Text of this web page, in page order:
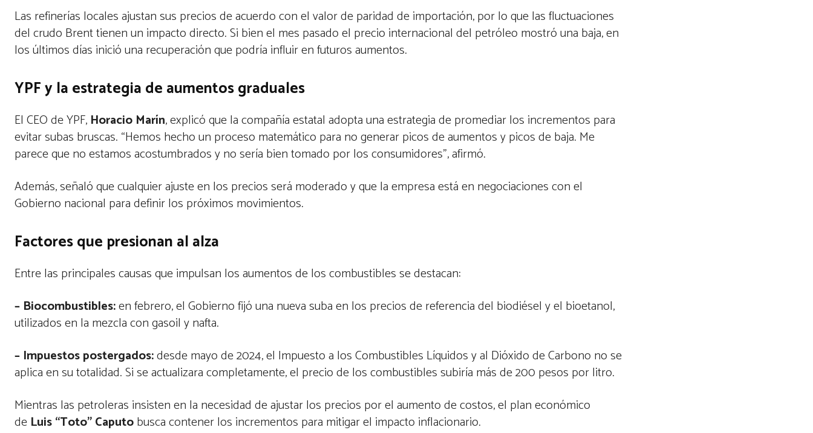
Las refinerías locales ajustan sus precios de acuerdo con el valor de paridad de importación, por lo que las fluctuaciones
del crudo Brent tienen un impacto directo. Si bien el mes pasado el precio internacional del petróleo mostró una baja, en
los últimos días inició una recuperación que podría influir en futuros aumentos.
YPF y la estrategia de aumentos graduales
El CEO de YPF, Horacio Marín, explicó que la compañía estatal adopta una estrategia de promediar los incrementos para
evitar subas bruscas. “Hemos hecho un proceso matemático para no generar picos de aumentos y picos de baja. Me
parece que no estamos acostumbrados y no sería bien tomado por los consumidores”, afirmó.
Además, señaló que cualquier ajuste en los precios será moderado y que la empresa está en negociaciones con el
Gobierno nacional para definir los próximos movimientos.
Factores que presionan al alza
Entre las principales causas que impulsan los aumentos de los combustibles se destacan:
– Biocombustibles:en febrero, el Gobierno fijó una nueva suba en los precios de referencia del biodiésel y el bioetanol,
utilizados en la mezcla con gasoil y nafta.
– Impuestos postergados:desde mayo de 2024, el Impuesto a los Combustibles Líquidos y al Dióxido de Carbono no se
aplica en su totalidad. Si se actualizara completamente, el precio de los combustibles subiría más de 200 pesos por litro.
Mientras las petroleras insisten en la necesidad de ajustar los precios por el aumento de costos, el plan económico
de Luis “Toto” Caputobusca contener los incrementos para mitigar el impacto inflacionario.